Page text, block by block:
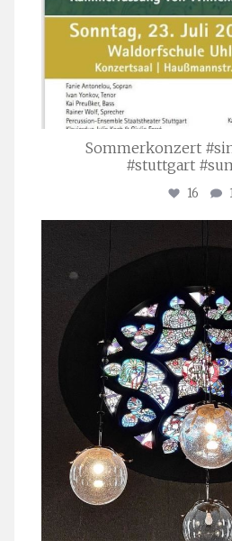
Sommerkonzert
#stuttgart
16
Apr. 1